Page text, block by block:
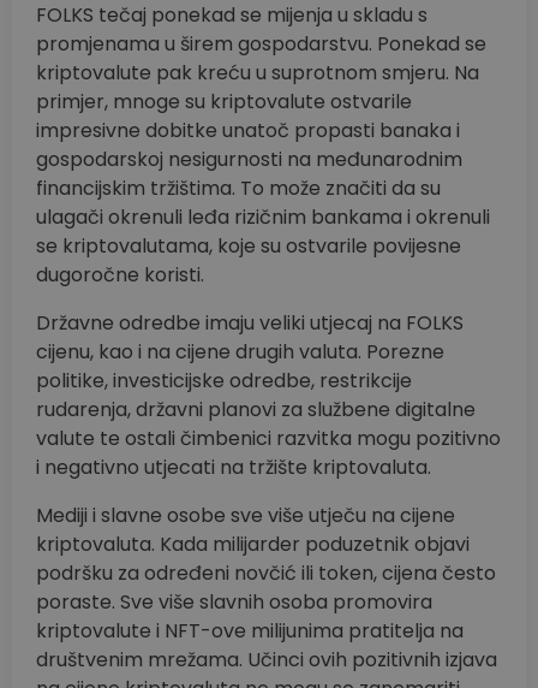
FOLKS tečaj ponekad se mijenja u skladu s
promjenama u širem gospodarstvu. Ponekad se
kriptovalute pak kreću u suprotnom smjeru. Na
primjer, mnoge su kriptovalute ostvarile
impresivne dobitke unatoč propasti banaka i
gospodarskoj nesigurnosti na međunarodnim
financijskim tržištima. To može značiti da su
ulagači okrenuli leđa rizičnim bankama i okrenuli
se kriptovalutama, koje su ostvarile povijesne
dugoročne koristi.
Državne odredbe imaju veliki utjecaj na FOLKS
cijenu, kao i na cijene drugih valuta. Porezne
politike, investicijske odredbe, restrikcije
rudarenja, državni planovi za službene digitalne
valute te ostali čimbenici razvitka mogu pozitivno
i negativno utjecati na tržište kriptovaluta.
Mediji i slavne osobe sve više utječu na cijene
kriptovaluta. Kada milijarder poduzetnik objavi
podršku za određeni novčić ili token, cijena često
poraste. Sve više slavnih osoba promovira
kriptovalute i NFT-ove milijunima pratitelja na
društvenim mrežama. Učinci ovih pozitivnih izjava